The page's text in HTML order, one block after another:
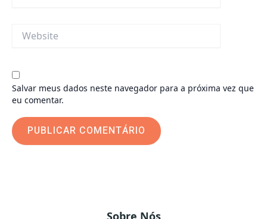
Salvar meus dados neste navegador para a próxima vez que
eu comentar.
Sobre Nós